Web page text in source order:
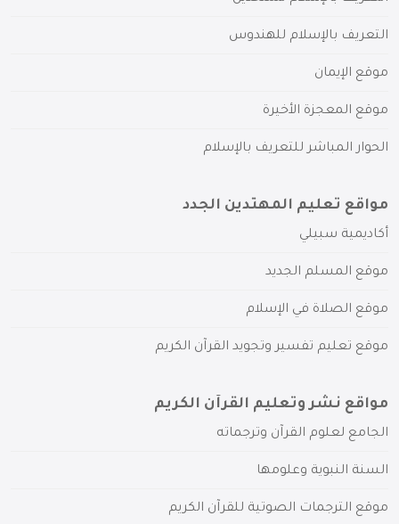
التعريف بالإسلام للهندوس
موقع الإيمان
موقع المعجزة الأخيرة
الحوار المباشر للتعريف بالإسلام
مواقع تعليم المهتدين الجدد
أكاديمية سبيلي
موقع المسلم الجديد
موقع الصلاة في الإسلام
موقع تعليم تفسير وتجويد القرآن الكريم
مواقع نشر وتعليم القرآن الكريم
الجامع لعلوم القرآن وترجماته
السنة النبوية وعلومها
موقع الترجمات الصوتية للقرآن الكريم